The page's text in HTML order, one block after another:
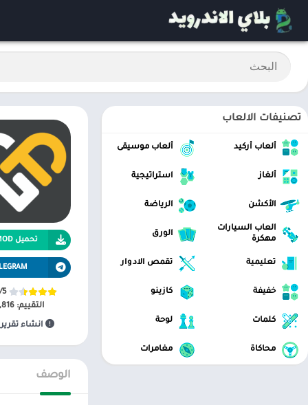
تحميل APK MOD
5
التقييم:
انشاء تقرير
الوصف
تصنيفات الالعاب
ألعاب أركيد ألعاب موسيقى
ألغاز استراتيجية
الأكشن الرياضة
العاب السيارات
مهكرة
الورق
تعليمية تقمص الادوار
خفيفة كازينو
كلمات لوحة
محاكاة مغامرات